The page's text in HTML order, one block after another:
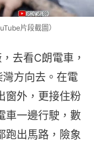
片段截圖）
去看C朗電車，
方向去。在電
窗外，更接住粉
車一邊行駛，數
跑出馬路，險象